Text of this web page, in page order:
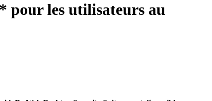
pour les utilisateurs au